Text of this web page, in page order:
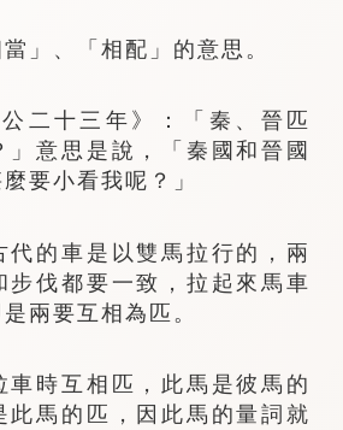
、「相配」的意思。
十三年》：「秦、晉匹
」意思是說，「秦國和晉國
要小看我呢？」
的車是以雙馬拉行的，兩
步伐都要一致，拉起來馬車
兩要互相為匹。
時互相匹，此馬是彼馬的
此馬的匹，因此馬的量詞就